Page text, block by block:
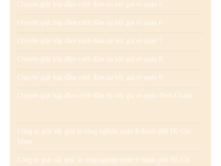
Chuyên giặt hấp đầm cưới đầm dạ hội giá rẻ quận 5
Chuyên giặt hấp đầm cưới đầm dạ hội giá rẻ quận 6
Chuyên giặt hấp đầm cưới đầm dạ hội giá rẻ quận 7
Chuyên giặt hấp đầm cưới đầm dạ hội giá rẻ quận 8
Chuyên giặt hấp đầm cưới đầm dạ hội giá rẻ quận 9
Chuyên giặt hấp đầm cưới đầm dạ hội giá rẻ quận Bình Chánh
Công ty giặt sấy giặt là công nghiệp quận 8 thành phố Hồ Chí
Minh
Công ty giặt sấy giặt là công nghiệp quận 9 thành phố Hồ Chí